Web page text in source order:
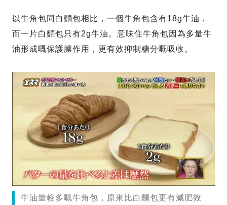
以牛角包同白麵包相比，一個牛角包含有18g牛油，
而一片白麵包只有2g牛油。意味住牛角包因為多量牛
油形成嘅保護膜作用，更有效抑制糖分嘅吸收。
牛油量較多嘅牛角包，原來比白麵包更有減肥效